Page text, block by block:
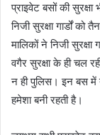
प्राइवेट बसों की
निजी सुरक्षा गार्डों
मालिकों ने निजी
वगैर सुरक्षा के ही चल
न ही पुलिस। इन बस में
हमेशा बनी रहती है।